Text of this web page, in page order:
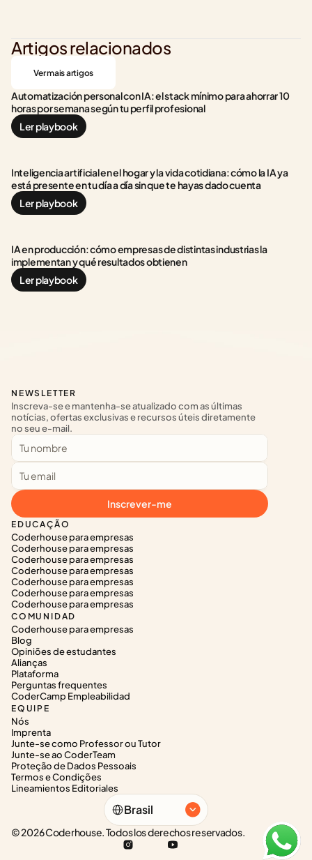
Artigos relacionados
Ver mais artigos
Automatización personal con IA: el stack mínimo para ahorrar 10
horas por semana según tu perfil profesional
Ler playbook
Inteligencia artificial en el hogar y la vida cotidiana: cómo la IA ya
está presente en tu día a día sin que te hayas dado cuenta
Ler playbook
IA en producción: cómo empresas de distintas industrias la
implementan y qué resultados obtienen
Ler playbook
EDUCAÇÃO
Coderhouse para empresas
Coderhouse para empresas
Coderhouse para empresas
Coderhouse para empresas
Coderhouse para empresas
Coderhouse para empresas
Coderhouse para empresas
COMUNIDAD
Coderhouse para empresas
Blog
Opiniões de estudantes
Alianças
Plataforma
Perguntas frequentes
CoderCamp Empleabilidad
EQUIPE
Nós
Imprenta
Junte-se como Professor ou Tutor
Junte-se ao CoderTeam
Proteção de Dados Pessoais
Termos e Condições
Lineamientos Editoriales
NEWSLETTER
Inscreva-se e mantenha-se atualizado com as últimas
notícias, ofertas exclusivas e recursos úteis diretamente
no seu e-mail.
Inscrever-me
Select Language
Brasil
© 2026 Coderhouse. Todos los derechos reservados.